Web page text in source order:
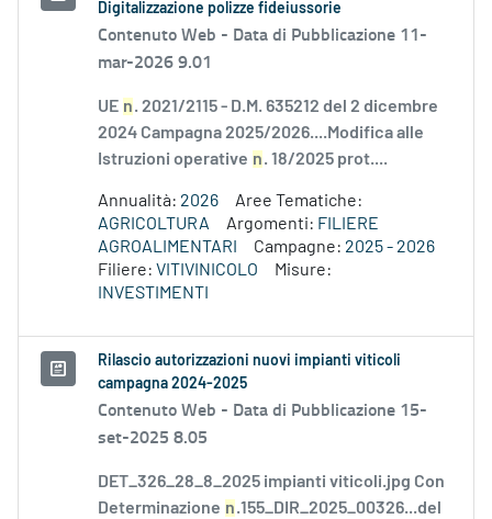
Digitalizzazione polizze fideiussorie
Contenuto Web - Data di Pubblicazione 11-
mar-2026 9.01
UE n. 2021/2115 - D.M. 635212 del 2 dicembre
2024 Campagna 2025/2026....Modifica alle
Istruzioni operative n. 18/2025 prot....
Annualità: 2026
Aree Tematiche:
AGRICOLTURA
Argomenti: FILIERE
AGROALIMENTARI
Campagne: 2025 - 2026
Filiere: VITIVINICOLO
Misure:
INVESTIMENTI
Rilascio autorizzazioni nuovi impianti viticoli
campagna 2024-2025
Contenuto Web - Data di Pubblicazione 15-
set-2025 8.05
DET_326_28_8_2025 impianti viticoli.jpg Con
Determinazione n.155_DIR_2025_00326...del